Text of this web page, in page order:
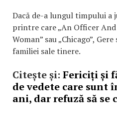
Dacă de-a lungul timpului a
printre care „An Officer
Woman” sau „Chicago”,
familiei sale tinere.
Citește și: Fericiți și
de vedete care sunt
ani, dar refuză să se